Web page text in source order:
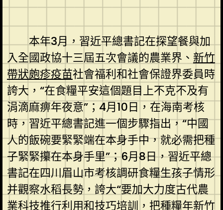
本年3月，習近平總書記在探望餐與加
入全國政協十三屆五次會議的農業界、 新竹
帶狀皰疹疫苗社會福利和社會保證界委員時
誇大，“在食糧平安這個題目上不克不及有
涓滴麻痹年夜意”；4月10日，在海南考核
時，習近平總書記進一個步驟指出，“中國
人的飯碗要緊緊端在本身手中，就必需把種
子緊緊攥在本身手里”；6月8日，習近平總
書記在四川眉山市考核調研食糧生孩子情形
并觀察水稻長勢，誇大“要加大力度古代農
業科技推行利用和技巧培訓，把種糧年新竹